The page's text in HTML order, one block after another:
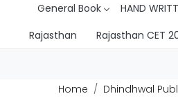
General Book
HAND
Rajasthan
Rajasthan CET
Home
Dhindhwal